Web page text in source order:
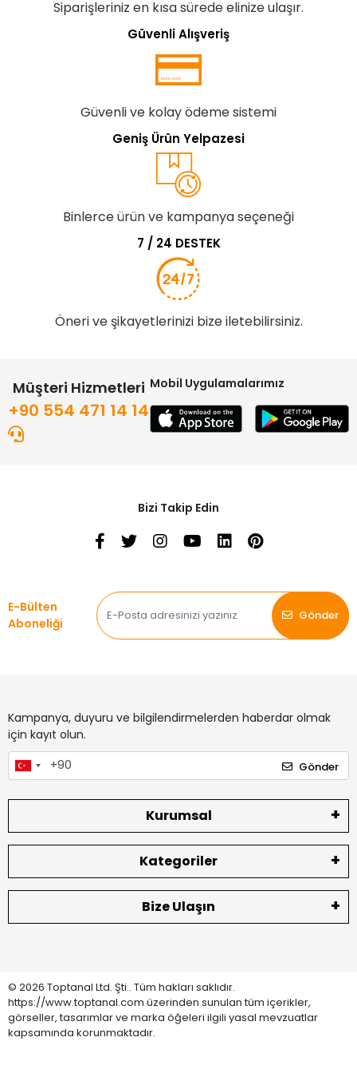
Siparişleriniz en kısa sürede elinize ulaşır.
Güvenli Alışveriş
Güvenli ve kolay ödeme sistemi
Geniş Ürün Yelpazesi
Binlerce ürün ve kampanya seçeneği
7 / 24 DESTEK
Öneri ve şikayetlerinizi bize iletebilirsiniz.
Müşteri Hizmetleri
+90 554 471 14 14
Mobil Uygulamalarımız
Bizi Takip Edin
E-Bülten
Aboneliği
Gönder
Kampanya, duyuru ve bilgilendirmelerden haberdar olmak
için kayıt olun.
Gönder
Kurumsal
Kategoriler
Bize Ulaşın
© 2026 Toptanal Ltd. Şti.. Tüm hakları saklıdır.
https://www.toptanal.com üzerinden sunulan tüm içerikler,
görseller, tasarımlar ve marka öğeleri ilgili yasal mevzuatlar
kapsamında korunmaktadır.